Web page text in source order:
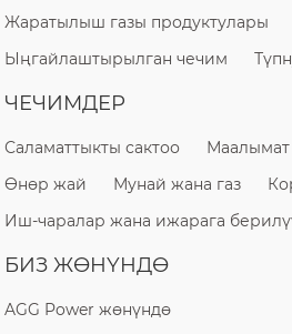
Жаратылыш газы продуктулары
Ыңгайлаштырылган чечим
ЧЕЧИМДЕР
Саламаттыкты сактоо
Өнөр жай
Мунай жана газ
Иш-чаралар жана ижарага
БИЗ ЖӨНҮНДӨ
AGG Power жөнүндө